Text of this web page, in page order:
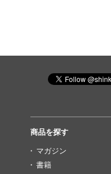
商品を探す
マガジン
書籍